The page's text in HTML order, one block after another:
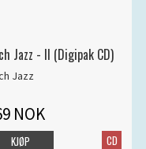
Jazz - II (Digipak CD)
Jazz
NOK
CD
KJØP